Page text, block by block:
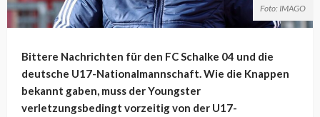
Foto: IMAGO
Bittere Nachrichten für den FC Schalke 04 und die
deutsche U17-Nationalmannschaft. Wie die Knappen
bekannt gaben, muss der Youngster
verletzungsbedingt vorzeitig von der U17-